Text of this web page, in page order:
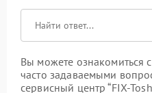
Вы можете
часто задаваемыми
сервисный центр “FIX-